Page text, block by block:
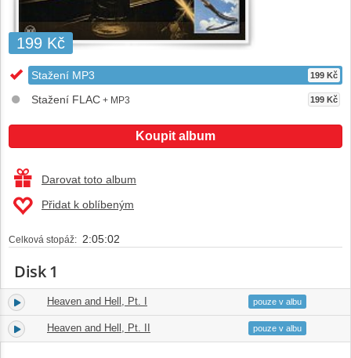
199 Kč
Stažení MP3 199 Kč
Stažení FLAC + MP3 199 Kč
Koupit album
Darovat toto album
Přidat k oblíbeným
Celková stopáž: 2:05:02
Disk 1
1. Heaven and Hell, Pt. I 21:58
pouze v albu
2. Heaven and Hell, Pt. II 21:16
pouze v albu